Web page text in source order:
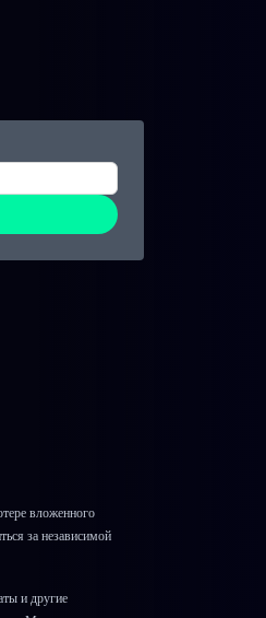
вложенного
за независимой
и другие